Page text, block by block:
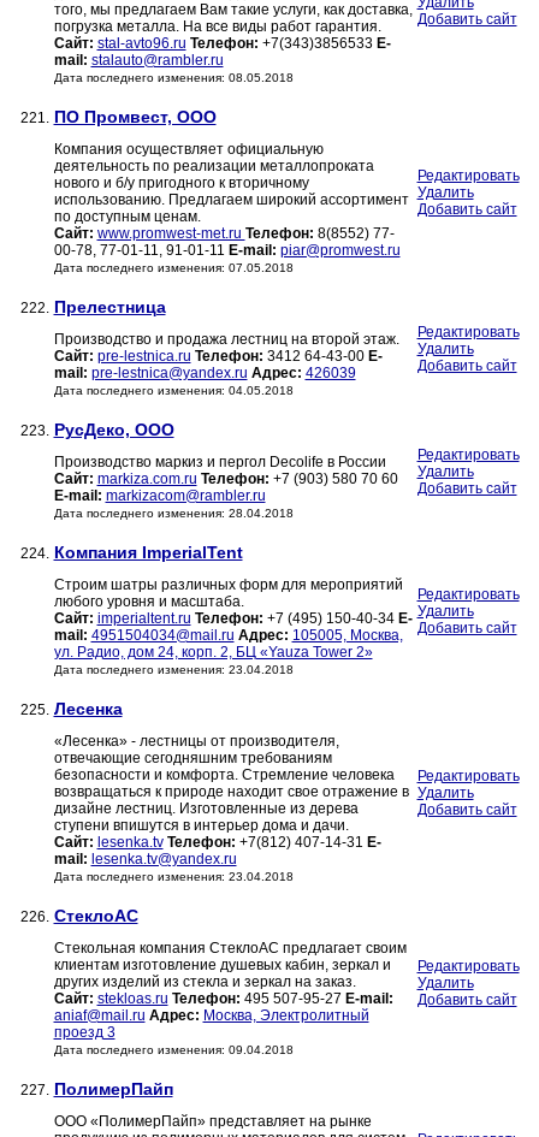
того, мы предлагаем Вам такие услуги, как доставка,
погрузка металла. На все виды работ гарантия.
Сайт: stal-avto96.ru Телефон: +7(343)3856533 E-
mail: stalauto@rambler.ru
Дата последнего изменения: 08.05.2018
Добавить сайт
221. ПО Промвест, ООО
Компания осуществляет официальную
деятельность по реализации металлопроката
нового и б/у пригодного к вторичному
использованию. Предлагаем широкий ассортимент
по доступным ценам.
Сайт: www.promwest-met.ru Телефон: 8(8552) 77-
00-78, 77-01-11, 91-01-11 E-mail: piar@promwest.ru
Дата последнего изменения: 07.05.2018
Редактировать
Удалить
Добавить сайт
222. Прелестница
Производство и продажа лестниц на второй этаж.
Сайт: pre-lestnica.ru Телефон: 3412 64-43-00 E-
mail: pre-lestnica@yandex.ru Адрес: 426039
Дата последнего изменения: 04.05.2018
Редактировать
Удалить
Добавить сайт
223. РусДеко, ООО
Производство маркиз и пергол Decolife в России
Сайт: markiza.com.ru Телефон: +7 (903) 580 70 60
E-mail: markizacom@rambler.ru
Дата последнего изменения: 28.04.2018
Редактировать
Удалить
Добавить сайт
224. Компания ImperialTent
Строим шатры различных форм для мероприятий
любого уровня и масштаба.
Сайт: imperialtent.ru Телефон: +7 (495) 150-40-34 E-
mail: 4951504034@mail.ru Адрес: 105005, Москва,
ул. Радио, дом 24, корп. 2, БЦ «Yauza Tower 2»
Дата последнего изменения: 23.04.2018
Редактировать
Удалить
Добавить сайт
225. Лесенка
«Лесенка» - лестницы от производителя,
отвечающие сегодняшним требованиям
безопасности и комфорта. Стремление человека
возвращаться к природе находит свое отражение в
дизайне лестниц. Изготовленные из дерева
ступени впишутся в интерьер дома и дачи.
Сайт: lesenka.tv Телефон: +7(812) 407-14-31 E-
mail: lesenka.tv@yandex.ru
Дата последнего изменения: 23.04.2018
Редактировать
Удалить
Добавить сайт
226. СтеклоАС
Стекольная компания СтеклоАС предлагает своим
клиентам изготовление душевых кабин, зеркал и
других изделий из стекла и зеркал на заказ.
Сайт: stekloas.ru Телефон: 495 507-95-27 E-mail:
aniaf@mail.ru Адрес: Москва, Электролитный
проезд 3
Дата последнего изменения: 09.04.2018
Редактировать
Удалить
Добавить сайт
227. ПолимерПайп
ООО «ПолимерПайп» представляет на рынке